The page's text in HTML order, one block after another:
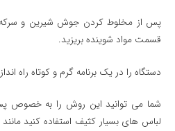
پس از مخلوط کردن جوش شیرین و سرکه
قسمت مواد شوینده بریزید.
دستگاه را در یک برنامه گرم و کوتاه راه
شما می توانید این روش را به
لباس های بسیار کثیف استفاده کنید